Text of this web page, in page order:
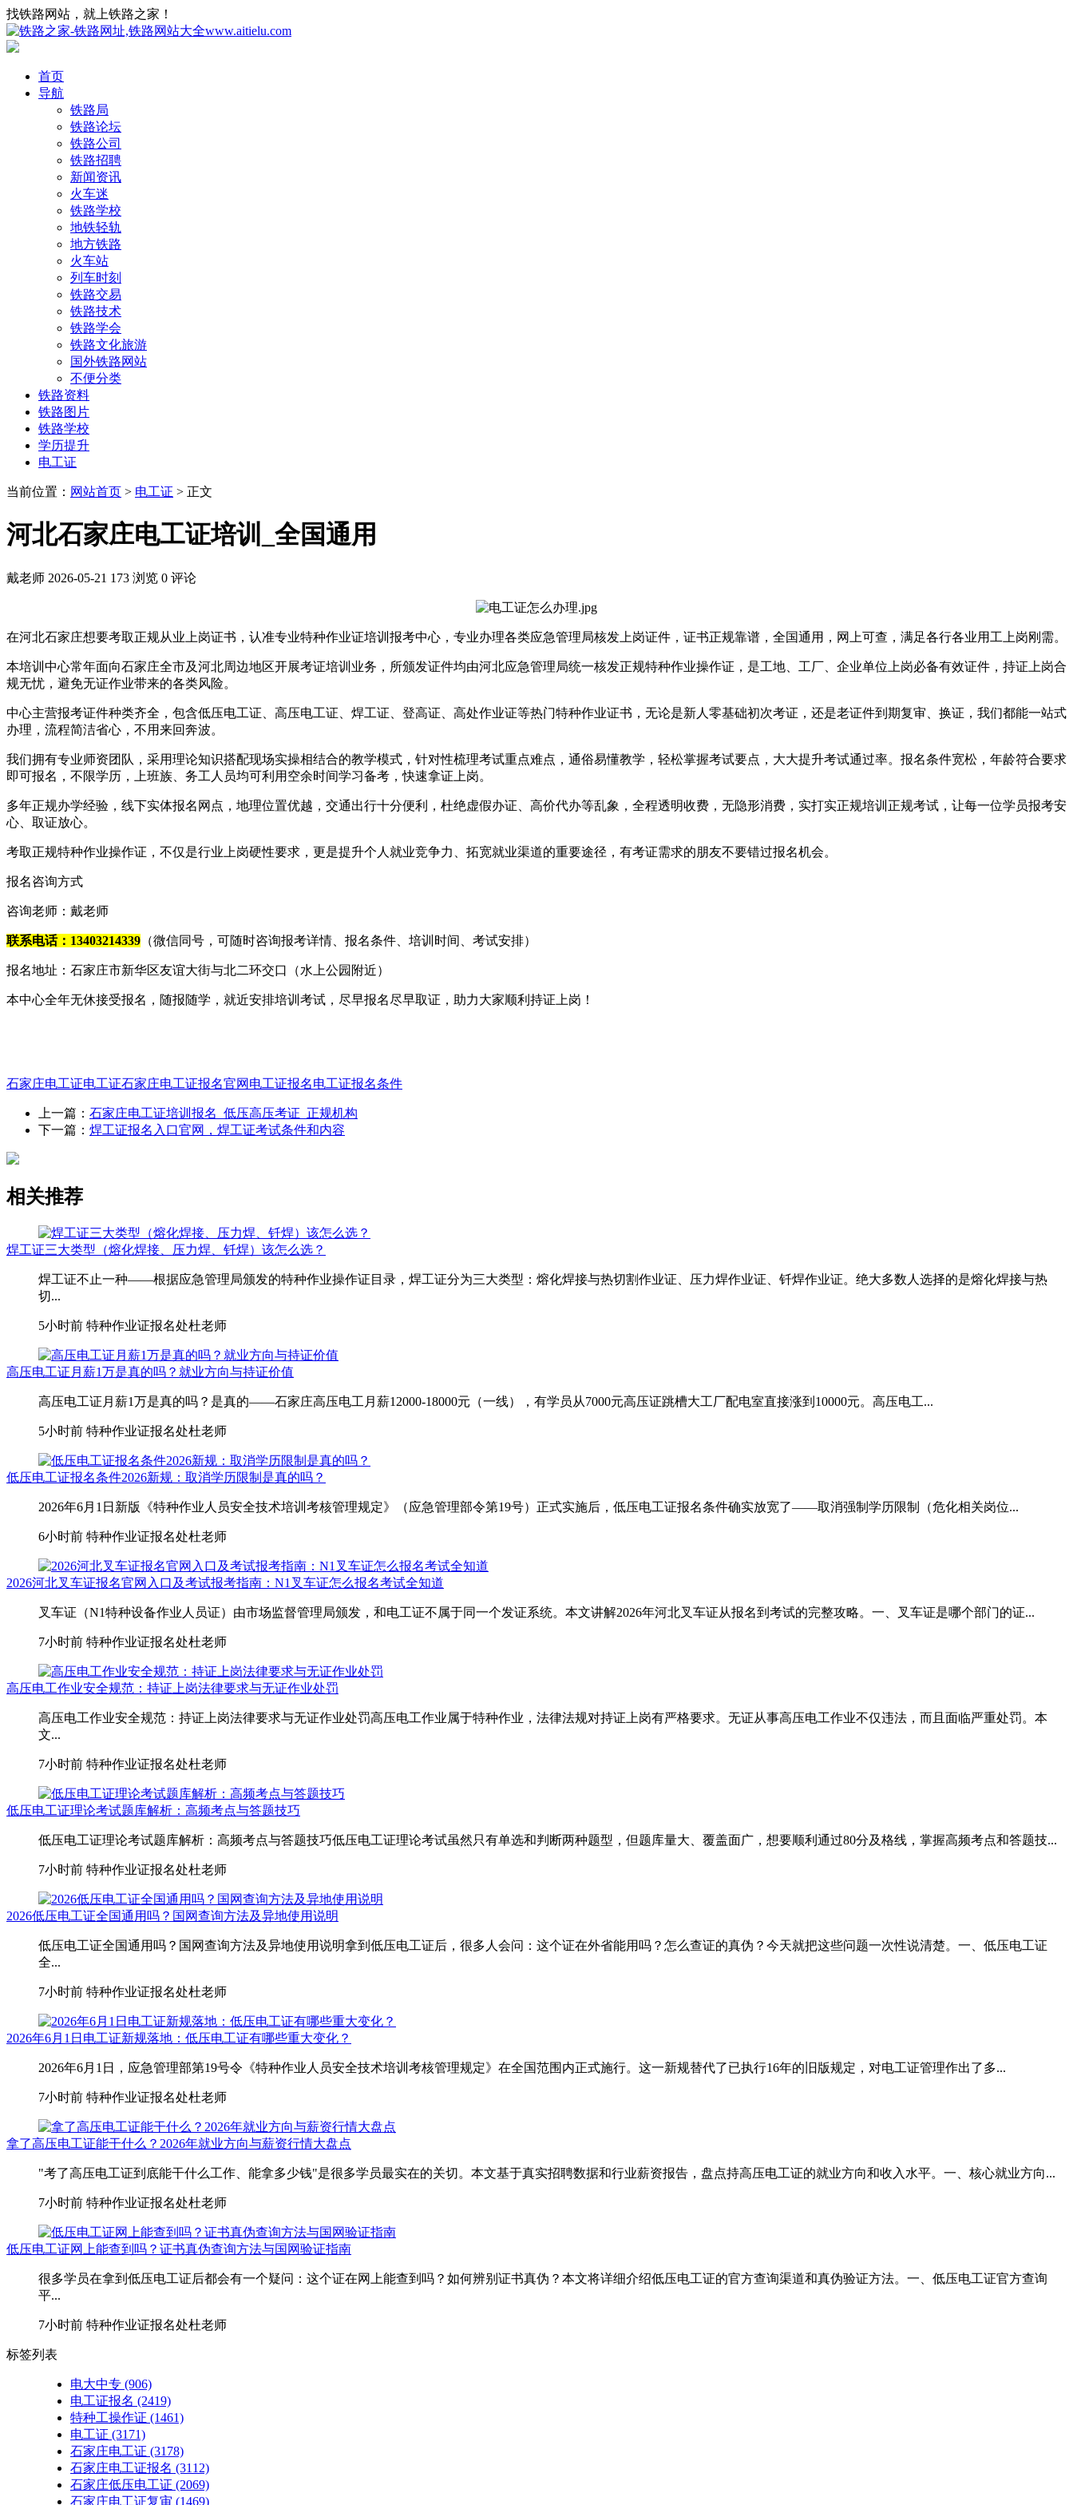
找铁路网站，就上铁路之家！
首页
导航
铁路局
铁路论坛
铁路公司
铁路招聘
新闻资讯
火车迷
铁路学校
地铁轻轨
地方铁路
火车站
列车时刻
铁路交易
铁路技术
铁路学会
铁路文化旅游
国外铁路网站
不便分类
铁路资料
铁路图片
铁路学校
学历提升
电工证
当前位置： 网站首页 > 电工证 > 正文
河北石家庄电工证培训_全国通用
戴老师 2026-05-21 173 浏览 0 评论
在河北石家庄想要考取正规从业上岗证书，认准专业特种作业证培训报考中心，专业办理各类应急管理局核发上岗证件，证书正规靠谱，全国通用，网上可查，满足各行各业用工上岗刚需。
本培训中心常年面向石家庄全市及河北周边地区开展考证培训业务，所颁发证件均由河北应急管理局统一核发正规特种作业操作证，是工地、工厂、企业单位上岗必备有效证件，持证上岗合
规无忧，避免无证作业带来的各类风险。
中心主营报考证件种类齐全，包含低压电工证、高压电工证、焊工证、登高证、高处作业证等热门特种作业证书，无论是新人零基础初次考证，还是老证件到期复审、换证，我们都能一站式
办理，流程简洁省心，不用来回奔波。
我们拥有专业师资团队，采用理论知识搭配现场实操相结合的教学模式，针对性梳理考试重点难点，通俗易懂教学，轻松掌握考试要点，大大提升考试通过率。报名条件宽松，年龄符合要求
即可报名，不限学历，上班族、务工人员均可利用空余时间学习备考，快速拿证上岗。
多年正规办学经验，线下实体报名网点，地理位置优越，交通出行十分便利，杜绝虚假办证、高价代办等乱象，全程透明收费，无隐形消费，实打实正规培训正规考试，让每一位学员报考安
心、取证放心。
考取正规特种作业操作证，不仅是行业上岗硬性要求，更是提升个人就业竞争力、拓宽就业渠道的重要途径，有考证需求的朋友不要错过报名机会。
报名咨询方式
咨询老师：戴老师
联系电话：13403214339 （微信同号，可随时咨询报考详情、报名条件、培训时间、考试安排）
报名地址：石家庄市新华区友谊大街与北二环交口（水上公园附近）
本中心全年无休接受报名，随报随学，就近安排培训考试，尽早报名尽早取证，助力大家顺利持证上岗！
石家庄电工证电工证石家庄电工证报名官网 电工证报名电工证报名条件
上一篇： 石家庄电工证培训报名_低压高压考证_正规机构
下一篇： 焊工证报名入口官网，焊工证考试条件和内容
相关推荐
焊工证三大类型（熔化焊接、压力焊、钎焊）该怎么选？
焊工证不止一种——根据应急管理局颁发的特种作业操作证目录，焊工证分为三大类型：熔化焊接与热切割作业证、压力焊作业证、钎焊作业证。绝大多数人选择的是熔化焊接与热
切...
5小时前 特种作业证报名处杜老师
高压电工证月薪1万是真的吗？就业方向与持证价值
高压电工证月薪1万是真的吗？是真的——石家庄高压电工月薪12000-18000元（一线），有学员从7000元高压证跳槽大工厂配电室直接涨到10000元。高压电工...
5小时前 特种作业证报名处杜老师
低压电工证报名条件2026新规：取消学历限制是真的吗？
2026年6月1日新版《特种作业人员安全技术培训考核管理规定》（应急管理部令第19号）正式实施后，低压电工证报名条件确实放宽了——取消强制学历限制（危化相关岗位...
6小时前 特种作业证报名处杜老师
2026河北叉车证报名官网入口及考试报考指南：N1叉车证怎么报名考试全知道
叉车证（N1特种设备作业人员证）由市场监督管理局颁发，和电工证不属于同一个发证系统。本文讲解2026年河北叉车证从报名到考试的完整攻略。一、叉车证是哪个部门的证...
7小时前 特种作业证报名处杜老师
高压电工作业安全规范：持证上岗法律要求与无证作业处罚
高压电工作业安全规范：持证上岗法律要求与无证作业处罚高压电工作业属于特种作业，法律法规对持证上岗有严格要求。无证从事高压电工作业不仅违法，而且面临严重处罚。本
文...
7小时前 特种作业证报名处杜老师
低压电工证理论考试题库解析：高频考点与答题技巧
低压电工证理论考试题库解析：高频考点与答题技巧低压电工证理论考试虽然只有单选和判断两种题型，但题库量大、覆盖面广，想要顺利通过80分及格线，掌握高频考点和答题技...
7小时前 特种作业证报名处杜老师
2026低压电工证全国通用吗？国网查询方法及异地使用说明
低压电工证全国通用吗？国网查询方法及异地使用说明拿到低压电工证后，很多人会问：这个证在外省能用吗？怎么查证的真伪？今天就把这些问题一次性说清楚。一、低压电工证
全...
7小时前 特种作业证报名处杜老师
2026年6月1日电工证新规落地：低压电工证有哪些重大变化？
2026年6月1日，应急管理部第19号令《特种作业人员安全技术培训考核管理规定》在全国范围内正式施行。这一新规替代了已执行16年的旧版规定，对电工证管理作出了多...
7小时前 特种作业证报名处杜老师
拿了高压电工证能干什么？2026年就业方向与薪资行情大盘点
"考了高压电工证到底能干什么工作、能拿多少钱"是很多学员最实在的关切。本文基于真实招聘数据和行业薪资报告，盘点持高压电工证的就业方向和收入水平。一、核心就业方向...
7小时前 特种作业证报名处杜老师
低压电工证网上能查到吗？证书真伪查询方法与国网验证指南
很多学员在拿到低压电工证后都会有一个疑问：这个证在网上能查到吗？如何辨别证书真伪？本文将详细介绍低压电工证的官方查询渠道和真伪验证方法。一、低压电工证官方查询
平...
7小时前 特种作业证报名处杜老师
标签列表
电大中专 (906)
电工证报名 (2419)
特种工操作证 (1461)
电工证 (3171)
石家庄电工证 (3178)
石家庄电工证报名 (3112)
石家庄低压电工证 (2069)
石家庄电工证复审 (1469)